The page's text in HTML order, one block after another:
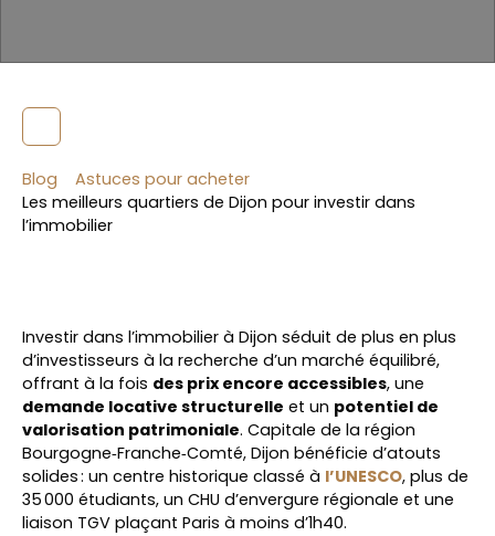
Blog
Astuces pour acheter
Les meilleurs quartiers de Dijon pour investir dans
l’immobilier
Investir dans l’immobilier à Dijon séduit de plus en plus
d’investisseurs à la recherche d’un marché équilibré,
offrant à la fois des prix encore accessibles, une
demande locative structurelle et un potentiel de
valorisation patrimoniale. Capitale de la région
Bourgogne‑Franche‑Comté, Dijon bénéficie d’atouts
solides : un centre historique classé à l’UNESCO, plus de
35 000 étudiants, un CHU d’envergure régionale et une
liaison TGV plaçant Paris à moins d’1h40.